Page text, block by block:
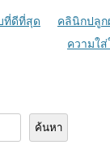
ที่ดีที่สุด
คลินิกปลูก
ความใ
ค้นหา